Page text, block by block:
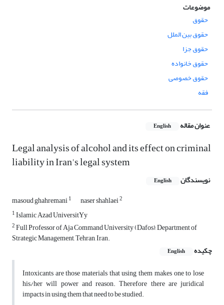
موضوعات
حقوق
حقوق بین الملل
حقوق جزا
حقوق خانواده
حقوق خصوصی
فقه
عنوان مقاله English
Legal analysis of alcohol and its effect on criminal
liability in Iran's legal system
نویسندگان English
masoud ghahremani1 naser shahlaei2
1Islamic Azad UniversitYy
2Full Professor of Aja Command University (Dafos), Department of
Strategic Management, Tehran, Iran.
چکیده
English
Intoxicants are those materials that using them makes one to lose
his/her will power and reason. Therefore there are juridical
impacts in using them that need to be studied.